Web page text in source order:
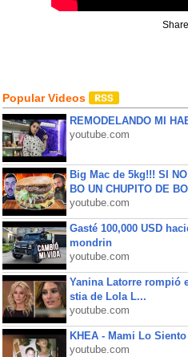
Popular Videos
REMODELANDO MI
youtube.com
Big Mac de 5kg!!! SI
BO UN CHUPITO DE
youtube.com
Gasté 100,000 USD
mondrin
youtube.com
Yanina Latorre rompió
stia de Lola L...
youtube.com
KHEA - Mami Lo
youtube.com